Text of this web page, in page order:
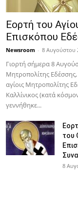
Εορτή του
Επισκόπου
Newsroom - 8 Αυγούστου
Γιορτή σήμερα 8
Μητροπολίτης
αγίοις Μητροπολίτης
Καλλίνικος (κατά
γεννήθηκε...
του
8